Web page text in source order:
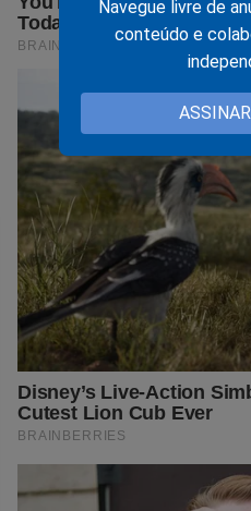
Navegue livre de
conteúdo e